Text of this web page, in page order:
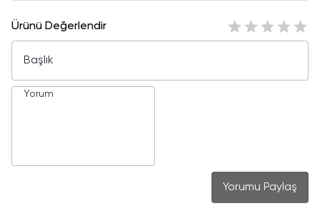
Ürünü Değerlendir
Yorumu Paylaş